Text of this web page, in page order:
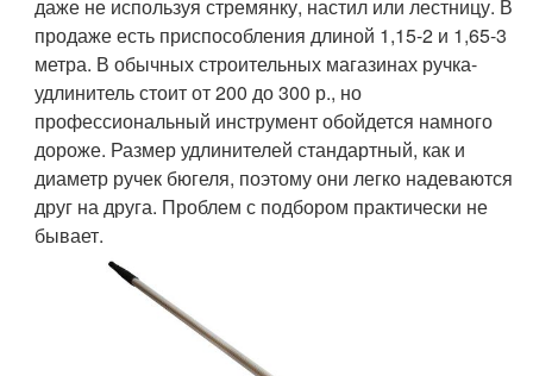
даже не используя стремянку, настил или лестницу. В
продаже есть приспособления длиной 1,15-2 и 1,65-3
метра. В обычных строительных магазинах ручка-
удлинитель стоит от 200 до 300 р., но
профессиональный инструмент обойдется намного
дороже. Размер удлинителей стандартный, как и
диаметр ручек бюгеля, поэтому они легко надеваются
друг на друга. Проблем с подбором практически не
бывает.